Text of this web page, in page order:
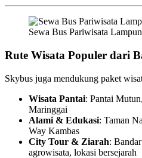
Sewa Bus Pariwisata
Rute Wisata Populer dari
Skybus juga mendukung paket
Wisata Pantai: Pantai
Maringgai
Alami & Edukasi: Taman
Way Kambas
City Tour & Ziarah:
agrowisata, lokasi bersejarah